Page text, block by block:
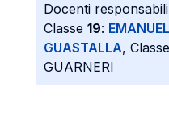
Docenti
Classe 19:
GUASTALLA, Classe
GUARNERI